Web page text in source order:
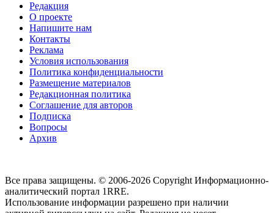
Редакция
О проекте
Напишите нам
Контакты
Реклама
Условия использования
Политика конфиденциальности
Размещение материалов
Редакционная политика
Соглашение для авторов
Подписка
Вопросы
Архив
Все права защищены. © 2006-2026 Copyright Информационно-
аналитический портал 1RRE.
Использование информации разрешено при наличии